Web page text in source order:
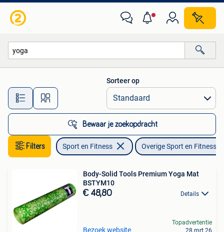
Alle afstanden…
Sorteer op
Bewaar je zoekopdracht
Filters Sport en Fitness Overige Sport en Fitness
Body-Solid Tools Premium Yoga Mat
BSTYM10
€ 48,80 Details
Bezoek website
Topadvertentie
28 mrt 26